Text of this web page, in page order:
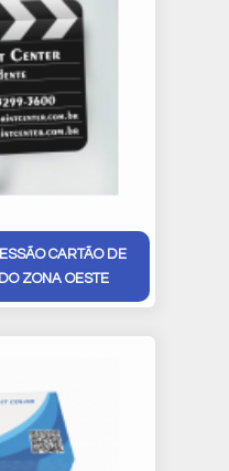
CARTÃO DE
ZONA OESTE